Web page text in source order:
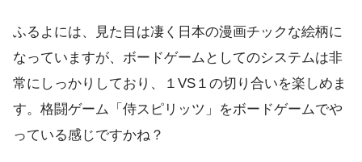
ふるよには、見た目は凄く日本の漫画チックな絵柄に
なっていますが、ボードゲームとしてのシステムは非
常にしっかりしており、１VS１の切り合いを楽しめま
す。格闘ゲーム「侍スピリッツ」をボードゲームでや
っている感じですかね？